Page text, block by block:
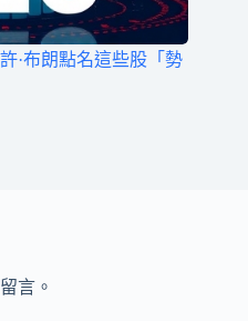
·布朗點名這些股「勢
言。